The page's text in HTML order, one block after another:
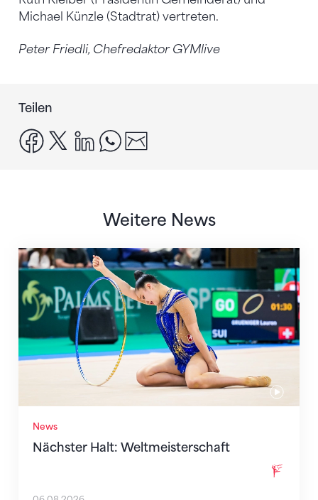
Michael Künzle (Stadtrat) vertreten.
Peter Friedli, Chefredaktor GYMlive
Teilen
facebook
x linkedinwhatsapp
Weitere News
News
Nächster Halt: Weltmeisterschaft
Nächster Halt: Weltmeisterschaft